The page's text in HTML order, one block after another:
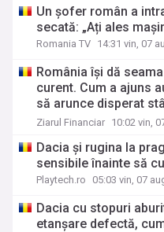
Un șofer român a
secată: „Ați ales
Romania TV 14:31 vin, 07
România îşi dă
curent. Cum a ajuns
să arunce disperat
laude Dacia că
dezastrul din energie
blocate sau anulate
Ziarul Financiar 10:02 vin,
Dacia și rugina la
sensibile înainte să
Playtech.ro 05:03 vin, 07
Dacia cu stopuri
etanșare defectă,